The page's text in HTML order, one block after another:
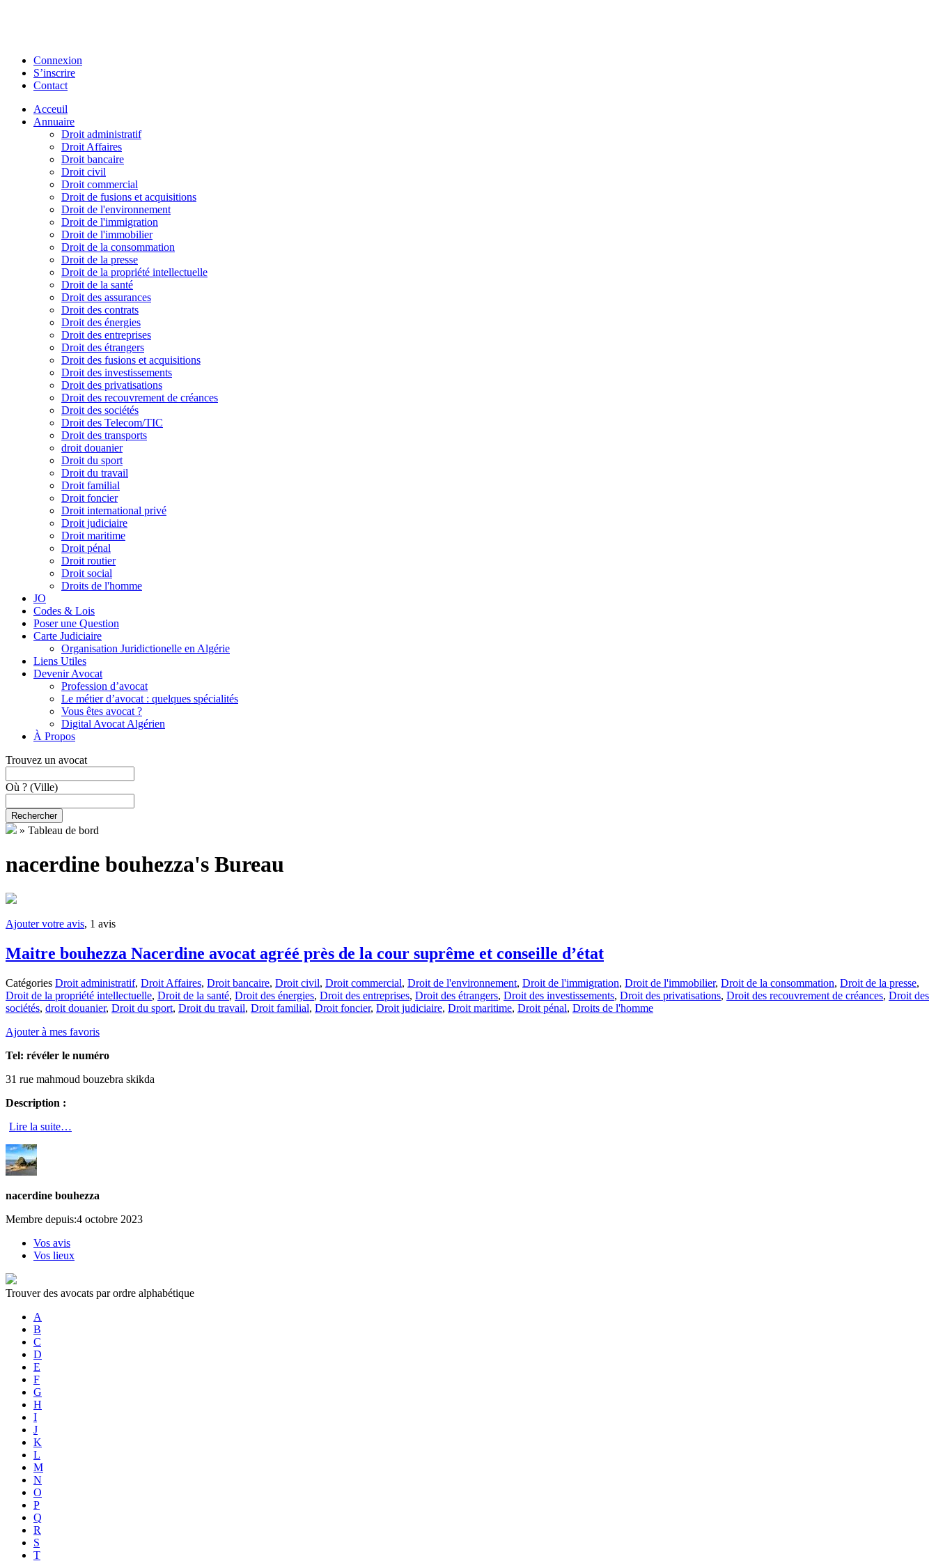
Connexion
S’inscrire
Contact
Acceuil
Annuaire
Droit administratif
Droit Affaires
Droit bancaire
Droit civil
Droit commercial
Droit de fusions et acquisitions
Droit de l'environnement
Droit de l'immigration
Droit de l'immobilier
Droit de la consommation
Droit de la presse
Droit de la propriété intellectuelle
Droit de la santé
Droit des assurances
Droit des contrats
Droit des énergies
Droit des entreprises
Droit des étrangers
Droit des fusions et acquisitions
Droit des investissements
Droit des privatisations
Droit des recouvrement de créances
Droit des sociétés
Droit des Telecom/TIC
Droit des transports
droit douanier
Droit du sport
Droit du travail
Droit familial
Droit foncier
Droit international privé
Droit judiciaire
Droit maritime
Droit pénal
Droit routier
Droit social
Droits de l'homme
JO
Codes & Lois
Poser une Question
Carte Judiciaire
Organisation Juridictionelle en Algérie
Liens Utiles
Devenir Avocat
Profession d’avocat
Le métier d’avocat : quelques spécialités
Vous êtes avocat ?
Digital Avocat Algérien
À Propos
Trouvez un avocat
Où ? (Ville)
Rechercher
» Tableau de bord
nacerdine bouhezza's Bureau
Ajouter votre avis, 1 avis
Maitre bouhezza Nacerdine avocat agréé près de la cour suprême et conseille d’état
Catégories Droit administratif, Droit Affaires, Droit bancaire, Droit civil, Droit commercial, Droit de l'environnement, Droit de l'immigration, Droit de l'immobilier, Droit de la consommation, Droit de la presse,
Droit de la propriété intellectuelle, Droit de la santé, Droit des énergies, Droit des entreprises, Droit des étrangers, Droit des investissements, Droit des privatisations, Droit des recouvrement de créances, Droit des
sociétés, droit douanier, Droit du sport, Droit du travail, Droit familial, Droit foncier, Droit judiciaire, Droit maritime, Droit pénal, Droits de l'homme
Ajouter à mes favoris
Tel: révéler le numéro
31 rue mahmoud bouzebra skikda
Description :
Lire la suite…
nacerdine bouhezza
Membre depuis:4 octobre 2023
Vos avis
Vos lieux
Trouver des avocats par ordre alphabétique
A
B
C
D
E
F
G
H
I
J
K
L
M
N
O
P
Q
R
S
T